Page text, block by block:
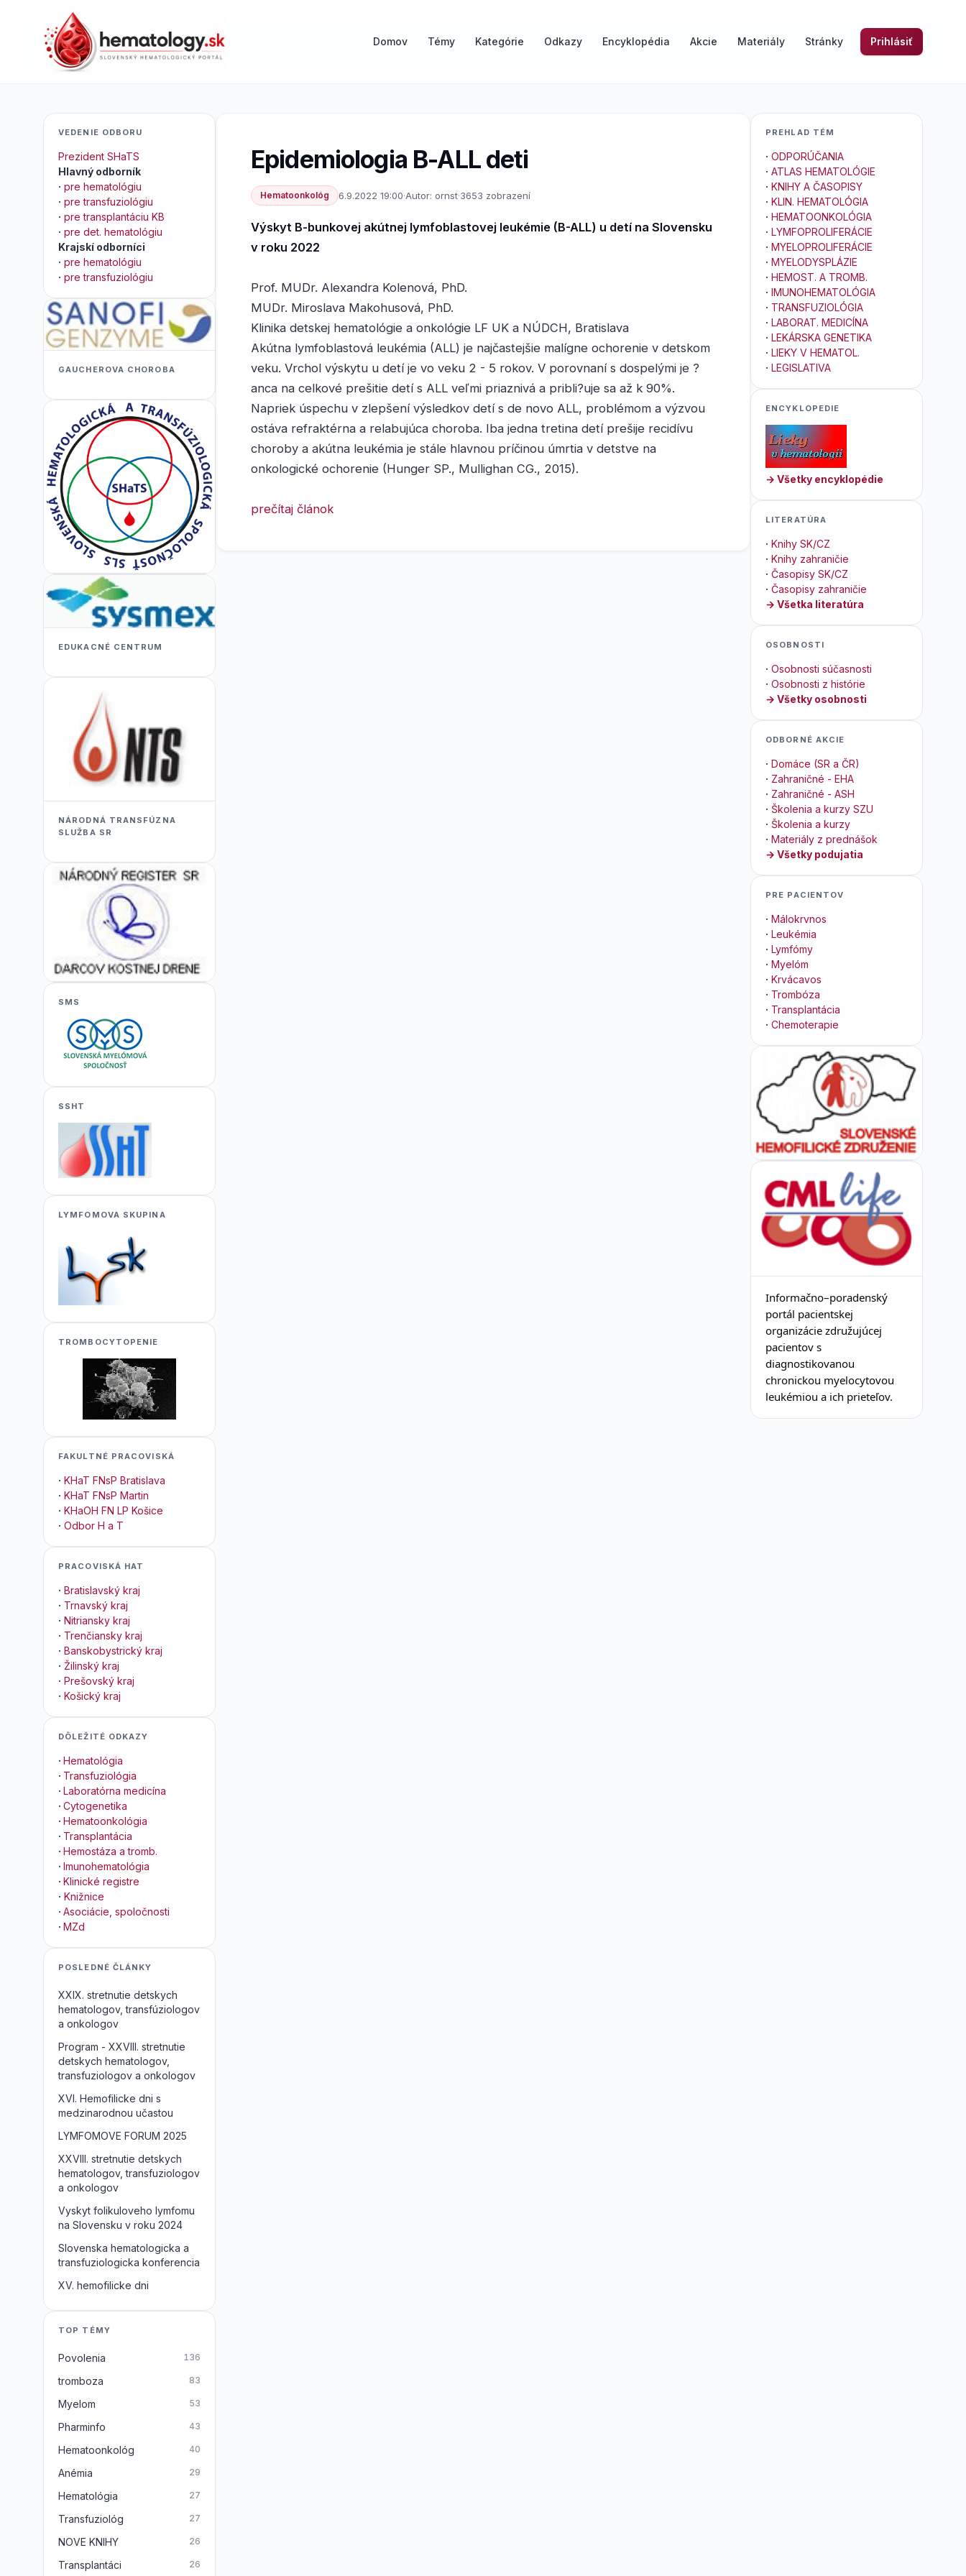
Domov Témy Kategórie Odkazy Encyklopédia Akcie Materiály Stránky Prihlásiť
Epidemiologia B-ALL deti
Hematoonkológ 6.9.2022 19:00·Autor: ornst·3653 zobrazení
Výskyt B-bunkovej akútnej lymfoblastovej leukémie (B-ALL) u detí na Slovensku
v roku 2022
Prof. MUDr. Alexandra Kolenová, PhD.
MUDr. Miroslava Makohusová, PhD.
Klinika detskej hematológie a onkológie LF UK a NÚDCH, Bratislava
Akútna lymfoblastová leukémia (ALL) je najčastejšie malígne ochorenie v detskom
veku. Vrchol výskytu u detí je vo veku 2 - 5 rokov. V porovnaní s dospelými je ?
anca na celkové prešitie detí s ALL veľmi priaznivá a pribli?uje sa až k 90%.
Napriek úspechu v zlepšení výsledkov detí s de novo ALL, problémom a výzvou
ostáva refraktérna a relabujúca choroba. Iba jedna tretina detí prešije recidívu
choroby a akútna leukémia je stále hlavnou príčinou úmrtia v detstve na
onkologické ochorenie (Hunger SP., Mullighan CG., 2015).
prečítaj článok
VEDENIE ODBORU
Prezident SHaTS
Hlavný odborník
· pre hematológiu
· pre transfuziológiu
· pre transplantáciu KB
· pre det. hematológiu
Krajskí odborníci
· pre hematológiu
· pre transfuziológiu
GAUCHEROVA CHOROBA
EDUKACNÉ CENTRUM
NÁRODNÁ TRANSFÚZNA
SLUŽBA SR
SMS
SSHT
LYMFOMOVA SKUPINA
TROMBOCYTOPENIE
FAKULTNÉ PRACOVISKÁ
· KHaT FNsP Bratislava
· KHaT FNsP Martin
· KHaOH FN LP Košice
· Odbor H a T
PRACOVISKÁ HAT
· Bratislavský kraj
· Trnavský kraj
· Nitriansky kraj
· Trenčiansky kraj
· Banskobystrický kraj
· Žilinský kraj
· Prešovský kraj
· Košický kraj
DÔLEŽITÉ ODKAZY
· Hematológia
· Transfuziológia
· Laboratórna medicína
· Cytogenetika
· Hematoonkológia
· Transplantácia
· Hemostáza a tromb.
· Imunohematológia
· Klinické registre
· Knižnice
· Asociácie, spoločnosti
· MZd
POSLEDNÉ ČLÁNKY
XXIX. stretnutie detskych
hematologov, transfúziologov
a onkologov
Program - XXVIII. stretnutie
detskych hematologov,
transfuziologov a onkologov
XVI. Hemofilicke dni s
medzinarodnou učastou
LYMFOMOVE FORUM 2025
XXVIII. stretnutie detskych
hematologov, transfuziologov
a onkologov
Vyskyt folikuloveho lymfomu
na Slovensku v roku 2024
Slovenska hematologicka a
transfuziologicka konferencia
XV. hemofilicke dni
TOP TÉMY
Povolenia 136
tromboza 83
Myelom 53
Pharminfo 43
Hematoonkológ 40
Anémia 29
Hematológia 27
Transfuziológ 27
NOVE KNIHY 26
Transplantáci 26
PREHLAD TÉM
· ODPORÚČANIA
· ATLAS HEMATOLÓGIE
· KNIHY A ČASOPISY
· KLIN. HEMATOLÓGIA
· HEMATOONKOLÓGIA
· LYMFOPROLIFERÁCIE
· MYELOPROLIFERÁCIE
· MYELODYSPLÁZIE
· HEMOST. A TROMB.
· IMUNOHEMATOLÓGIA
· TRANSFUZIOLÓGIA
· LABORAT. MEDICÍNA
· LEKÁRSKA GENETIKA
· LIEKY V HEMATOL.
· LEGISLATIVA
ENCYKLOPEDIE
→ Všetky encyklopédie
LITERATÚRA
· Knihy SK/CZ
· Knihy zahraničie
· Časopisy SK/CZ
· Časopisy zahraničie
→ Všetka literatúra
OSOBNOSTI
· Osobnosti súčasnosti
· Osobnosti z histórie
→ Všetky osobnosti
ODBORNÉ AKCIE
· Domáce (SR a ČR)
· Zahraničné - EHA
· Zahraničné - ASH
· Školenia a kurzy SZU
· Školenia a kurzy
· Materiály z prednášok
→ Všetky podujatia
PRE PACIENTOV
· Málokrvnos
· Leukémia
· Lymfómy
· Myelóm
· Krvácavos
· Trombóza
· Transplantácia
· Chemoterapie
Informačno–poradenský
portál pacientskej
organizácie združujúcej
pacientov s
diagnostikovanou
chronickou myelocytovou
leukémiou a ich prieteľov.